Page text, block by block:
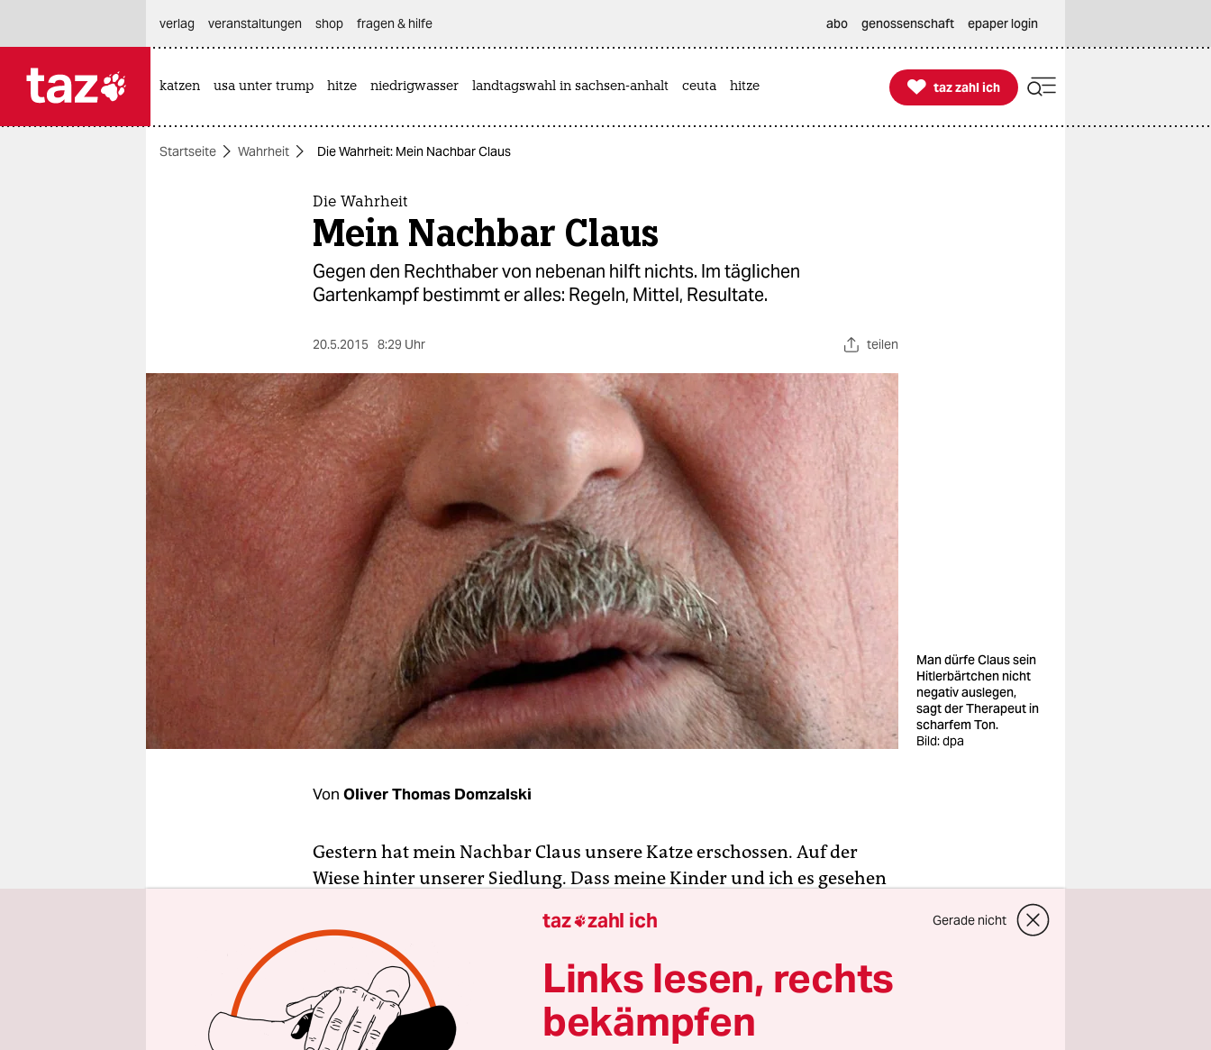
themen
berlin
nord
wahrheit
verlag
verlag
veranstaltungen
shop
fragen & hilfe
unterstützen
abo
verlag
veranstaltungen shop fragen & hilfe abo genossenschaft epaper login
katzen usa unter trump hitze niedrigwasser landtagswahl in sachsen-anhalt ceuta hitze 
taz zahl ich
taz zahl ich
Startseite Wahrheit Die Wahrheit: Mein Nachbar Claus
Die Wahrheit
Mein Nachbar Claus
Gegen den Rechthaber von nebenan hilft nichts. Im täglichen
Gartenkampf bestimmt er alles: Regeln, Mittel, Resultate.
20.5.2015 8:29 Uhr teilen
Man dürfe Claus sein
Hitlerbärtchen nicht
negativ auslegen,
sagt der Therapeut in
scharfem Ton.
Bild: dpa
Von Oliver Thomas Domzalski
Gestern hat mein Nachbar Claus unsere Katze erschossen. Auf der
Wiese hinter unserer Siedlung. Dass meine Kinder und ich es gesehen
sofort ein Maßband und vermaß die Entfernung von der Katzenleiche
zum Haus von Lehmanns. 301 Meter.
Zufrieden erläuterte er mir und meinen heulenden Kindern, dass
Katzen, die mehr als 300 Meter vom nächsten bewohnten Gebäude
taz zahl ich Gerade nicht
Links lesen, rechts
bekämpfen